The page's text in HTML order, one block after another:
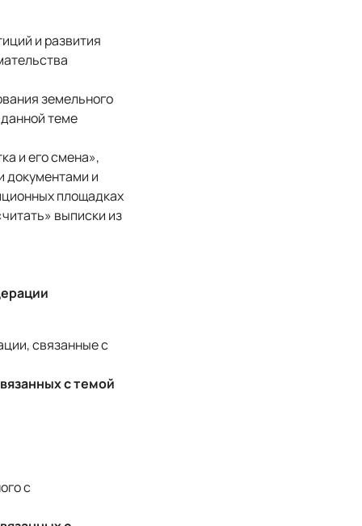
и развития
земельного
теме
и его смена»,
документами и
площадках
выписки из
связанные с
с темой
с